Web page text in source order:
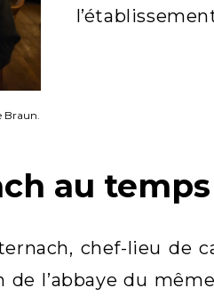
Braun.
au
chef-lieu
de l’abbaye du